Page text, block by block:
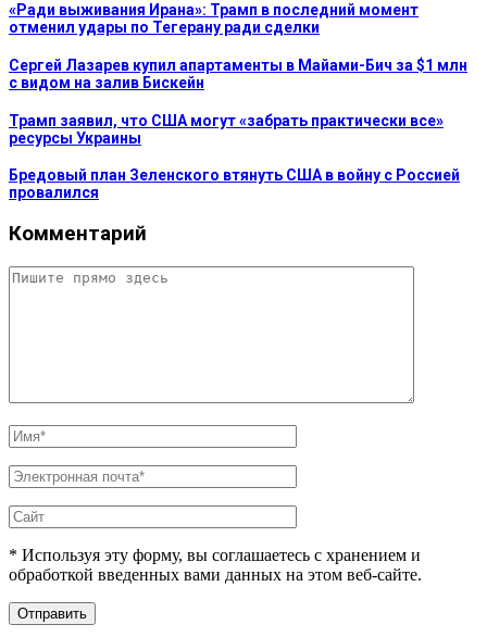
«Ради выживания Ирана»: Трамп в последний момент
отменил удары по Тегерану ради сделки
Сергей Лазарев купил апартаменты в Майами-Бич за $1 млн
с видом на залив Бискейн
Трамп заявил, что США могут «забрать практически все»
ресурсы Украины
Бредовый план Зеленского втянуть США в войну с Россией
провалился
Комментарий
* Используя эту форму, вы соглашаетесь с хранением и
обработкой введенных вами данных на этом веб-сайте.